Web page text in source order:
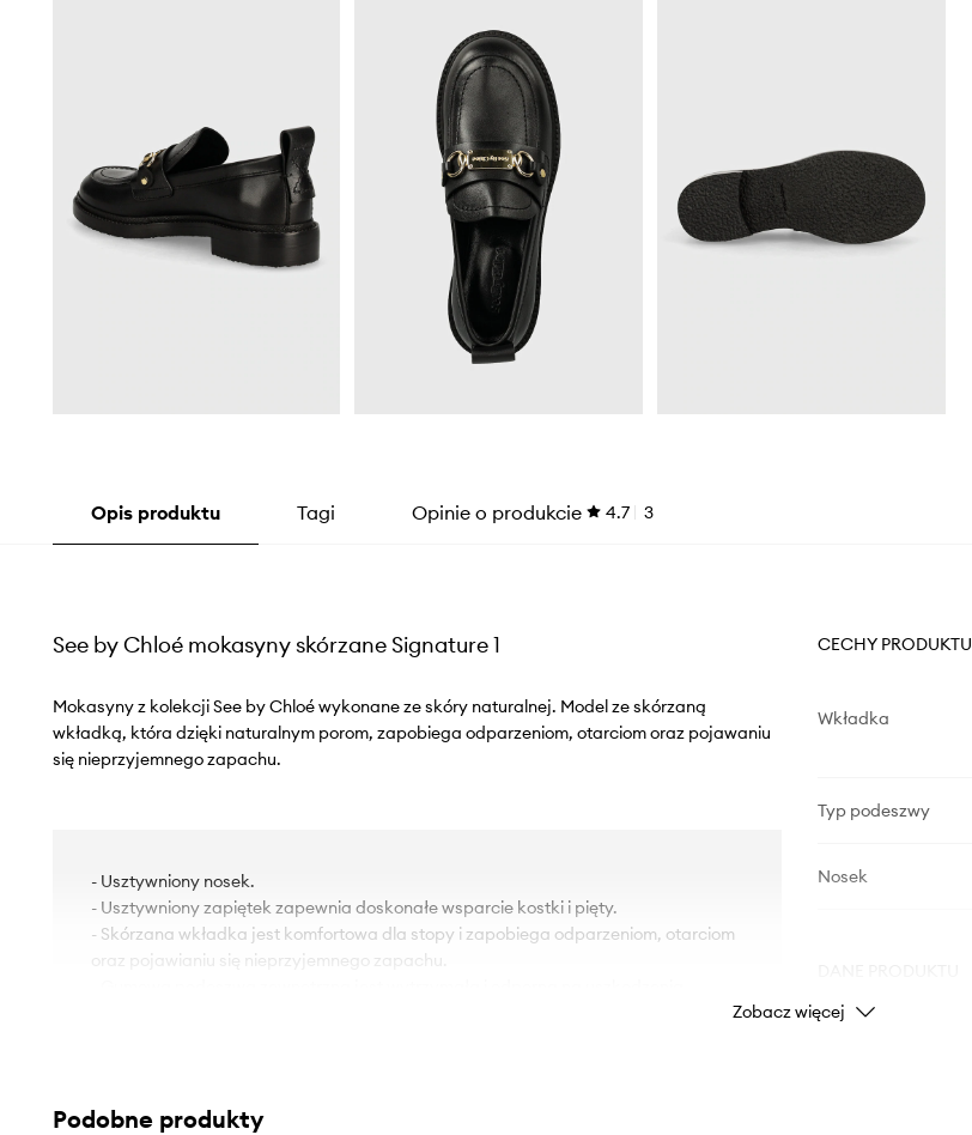
Opis produktu Tagi Opinie o produkcie 4.7 3
See by Chloé mokasyny skórzane Signature 1
Mokasyny z kolekcji See by Chloé wykonane ze skóry naturalnej. Model ze skórzaną
wkładką, która dzięki naturalnym porom, zapobiega odparzeniom, otarciom oraz pojawaniu
się nieprzyjemnego zapachu.
- Usztywniony nosek.
- Usztywniony zapiętek zapewnia doskonałe wsparcie kostki i pięty.
- Skórzana wkładka jest komfortowa dla stopy i zapobiega odparzeniom, otarciom
oraz pojawianiu się nieprzyjemnego zapachu.
CECHY PRODUKTU
Wkładka
Typ podeszwy
Nosek
Zobacz więcej
Podobne produkty